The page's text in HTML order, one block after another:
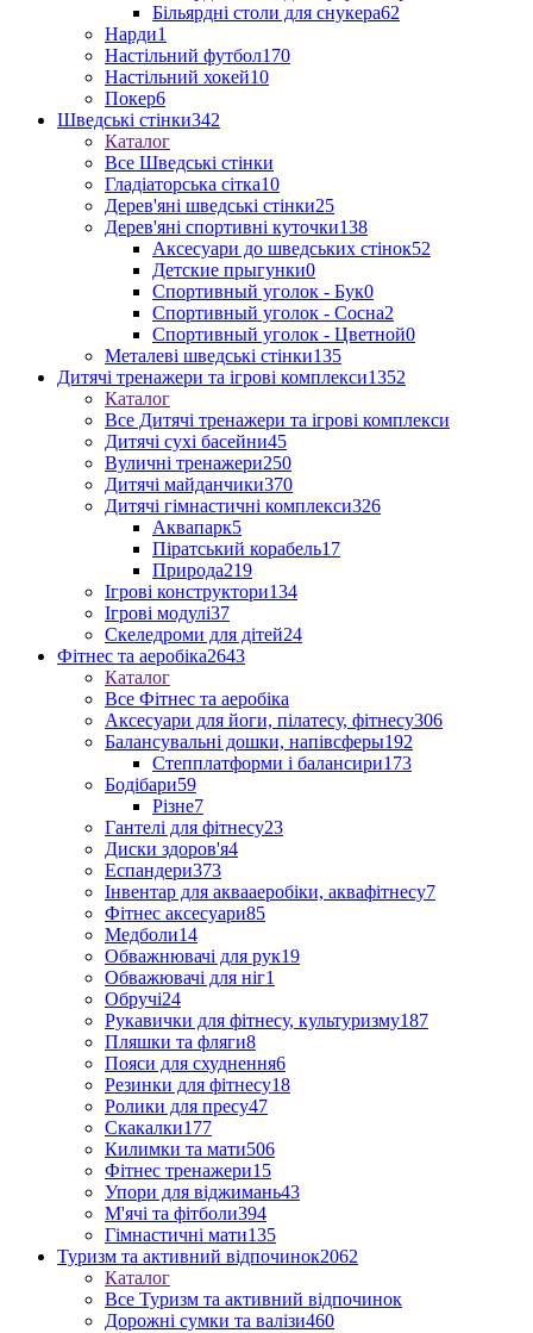
Більярдні столи для снукера62
Нарди1
Настільний футбол170
Настільний хокей10
Покер6
Шведські стінки342
Каталог
Все Шведські стінки
Гладіаторська сітка10
Дерев'яні шведські стінки25
Дерев'яні спортивні куточки138
Аксесуари до шведських стінок52
Детские прыгунки0
Спортивный уголок - Бук0
Спортивный уголок - Сосна2
Спортивный уголок - Цветной0
Металеві шведські стінки135
Дитячі тренажери та ігрові комплекси1352
Каталог
Все Дитячі тренажери та ігрові комплекси
Дитячі сухі басейни45
Вуличні тренажери250
Дитячі майданчики370
Дитячі гімнастичні комплекси326
Аквапарк5
Піратський корабель17
Природа219
Ігрові конструктори134
Ігрові модулі37
Скеледроми для дітей24
Фітнес та аеробіка2643
Каталог
Все Фітнес та аеробіка
Аксесуари для йоги, пілатесу, фітнесу306
Балансувальні дошки, напівсферы192
Степплатформи і балансири173
Бодібари59
Різне7
Гантелі для фітнесу23
Диски здоров'я4
Еспандери373
Інвентар для аквааеробіки, аквафітнесу7
Фітнес аксесуари85
Медболи14
Обважнювачі для рук19
Обважювачі для ніг1
Обручі24
Рукавички для фітнесу, культуризму187
Пляшки та фляги8
Пояси для схуднення6
Резинки для фітнесу18
Ролики для пресу47
Скакалки177
Килимки та мати506
Фітнес тренажери15
Упори для віджимань43
М'ячі та фітболи394
Гімнастичні мати135
Туризм та активний відпочинок2062
Каталог
Все Туризм та активний відпочинок
Дорожні сумки та валізи460